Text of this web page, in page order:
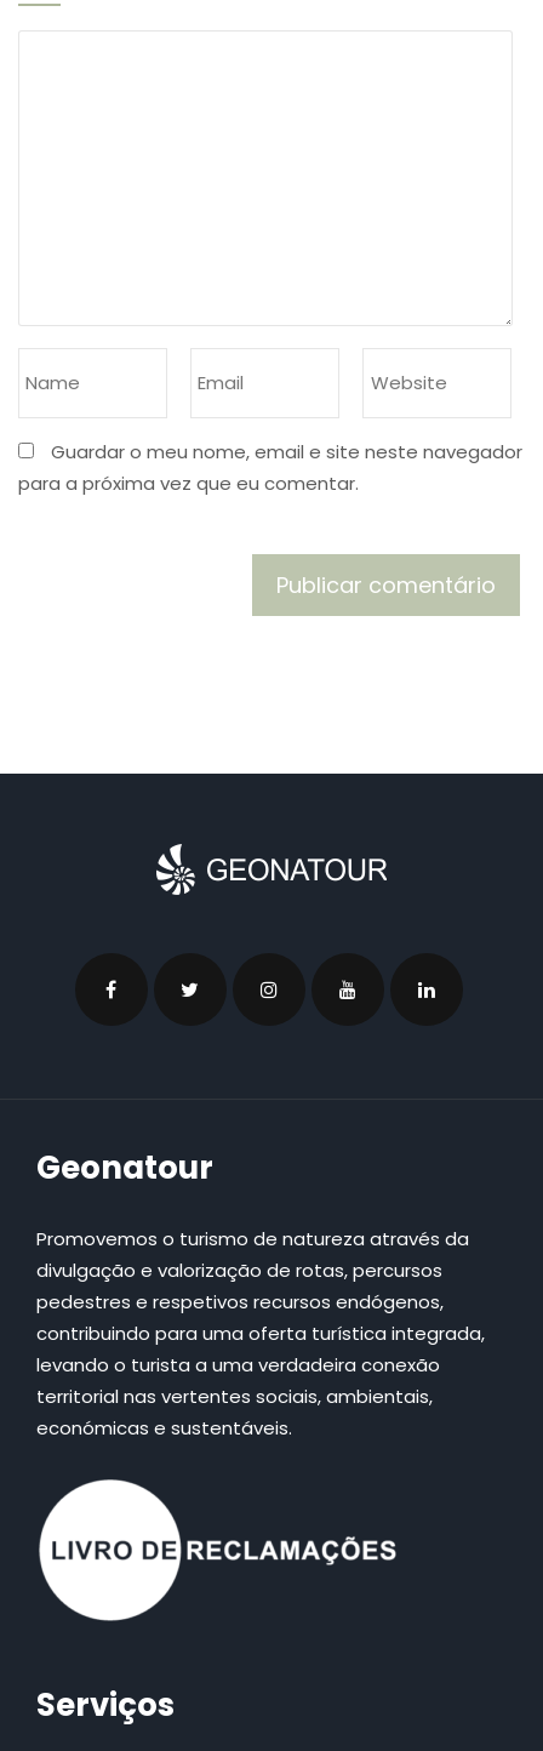
Guardar o meu nome, email e site neste navegador
para a próxima vez que eu comentar.
Geonatour
Promovemos o turismo de natureza através da
divulgação e valorização de rotas, percursos
pedestres e respetivos recursos endógenos,
contribuindo para uma oferta turística integrada,
levando o turista a uma verdadeira conexão
territorial nas vertentes sociais, ambientais,
económicas e sustentáveis.
Serviços